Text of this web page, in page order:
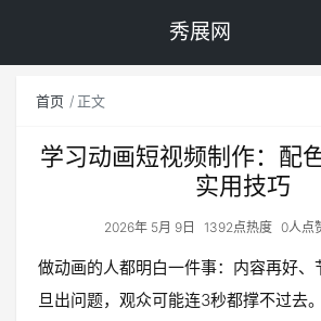
秀展网
首页 正文
学习动画短视频制作：配
实用技巧
2026年 5月 9日 1392点热度 0人点
做动画的人都明白一件事：内容再好、
旦出问题，观众可能连3秒都撑不过去